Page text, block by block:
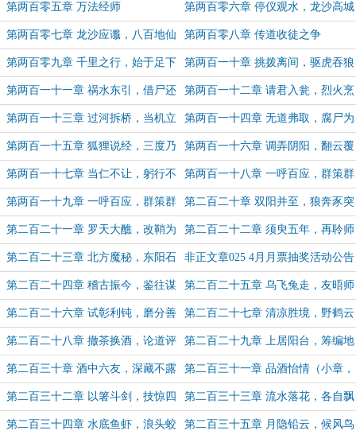
第两百零五章 万法经师 第两百零六章 停仪观水，龙沙高城
（求月票）
第两百零七章 龙沙应谶，八百地仙
之师（求月票）
第两百零八章 传道收徒之争
第两百零九章 千里之行，始于足下 第两百一十章 挑拨离间，驱虎吞狼
第两百一十一章 祸水东引，借尸还
魂
第两百一十二章 请君入瓮，烈火烹
身（5K，求月票~）
第两百一十三章 过河拆桥，当机立
断
第两百一十四章 无道弗取，腐尸为
萤
第两百一十五章 狐狸说经，三度乃
驱
第两百一十六章 调弄阴阳，翻云覆
雨
第两百一十七章 当仁不让，躬行不
怠
第两百一十八章 一呼百应，群策群
力
第两百一十九章 一呼百应，群策群
力（二）
第二百二十章 双阳并至，狼奔豕突
第二百二十一章 罗天大醮，改鞘为
桥
第二百二十二章 须臾五年，再聆师
训
第二百二十三章 北方魔秘，东阳石
壁
非正文章025 4月月票抽奖活动公告
第二百二十四章 稽古振今，鉴往谋
来（5K，月初求票）
第二百二十五章 乌飞兔走，友晤师
授
第二百二十六章 试彰利钝，磨分善
恶
第二百二十七章 清凉胜境，野鹤云
来
第二百二十八章 撤茶换酒，论道评
玄
第二百二十九章 上居阳台，筹编地
书
第二百三十章 酒中六友，深藏不露 第二百三十一章 品酒怡情（小章，
双休加更补上）
第二百三十二章 以箸斗剑，技惊四
座
第二百三十三章 流水落花，各自飘
零
第二百三十四章 水底鱼虾，浪头蛟 第二百三十五章 月隐铅云，候风鸟